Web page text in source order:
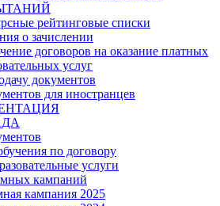
рейтинговые списки
о зачислении
договоров на оказание платных
услуг
документов
для иностранцев
по договору
услуги
кампаний
кампания 2025